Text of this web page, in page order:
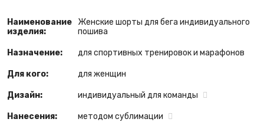
Наименование
изделия:
Женские шорты для бега индивидуального
пошива
Назначение: для спортивных тренировок и марафонов
Для кого: для женщин
Дизайн: индивидуальный для команды
Нанесения: методом сублимации